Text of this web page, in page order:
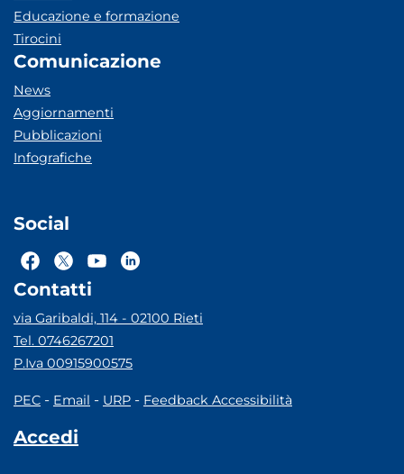
Educazione e formazione
Tirocini
Comunicazione
News
Aggiornamenti
Pubblicazioni
Infografiche
Social
Contatti
via Garibaldi, 114 - 02100 Rieti
Tel. 0746267201
P.Iva 00915900575
PEC - Email - URP - Feedback Accessibilità
Accedi